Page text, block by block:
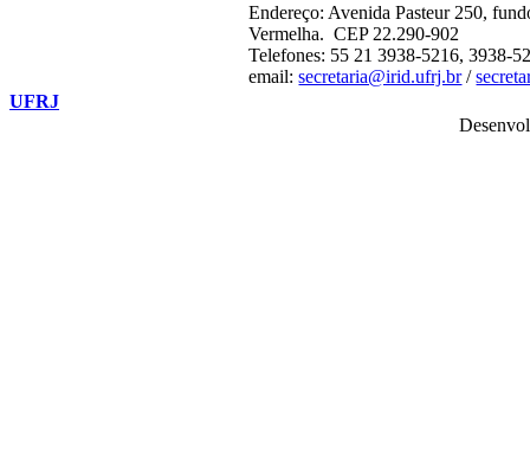
Endereço: Avenida Pasteur 250,
Vermelha. CEP 22.290-902
Telefones: 55 21 3938-5216, 3938-
email:secretaria@irid.ufrj.br/
UFRJ